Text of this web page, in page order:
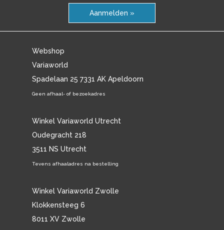
Aanmelden »
Webshop
Variaworld
Spadelaan 25 7331 AK Apeldoorn
Geen afhaal- of bezoekadres
Winkel Variaworld Utrecht
Oudegracht 218
3511 NS Utrecht
Tevens afhaaladres na bestelling
Winkel Variaworld Zwolle
Klokkensteeg 6
8011 XV Zwolle